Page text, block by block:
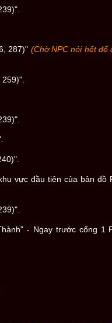
287)" (Chờ NPC nói hết để
vực đầu tiên của bản đồ
- Ngay trước cổng 1